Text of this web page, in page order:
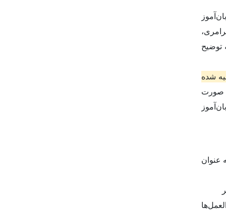
توضیح
شده
صورت
عنوان
فر